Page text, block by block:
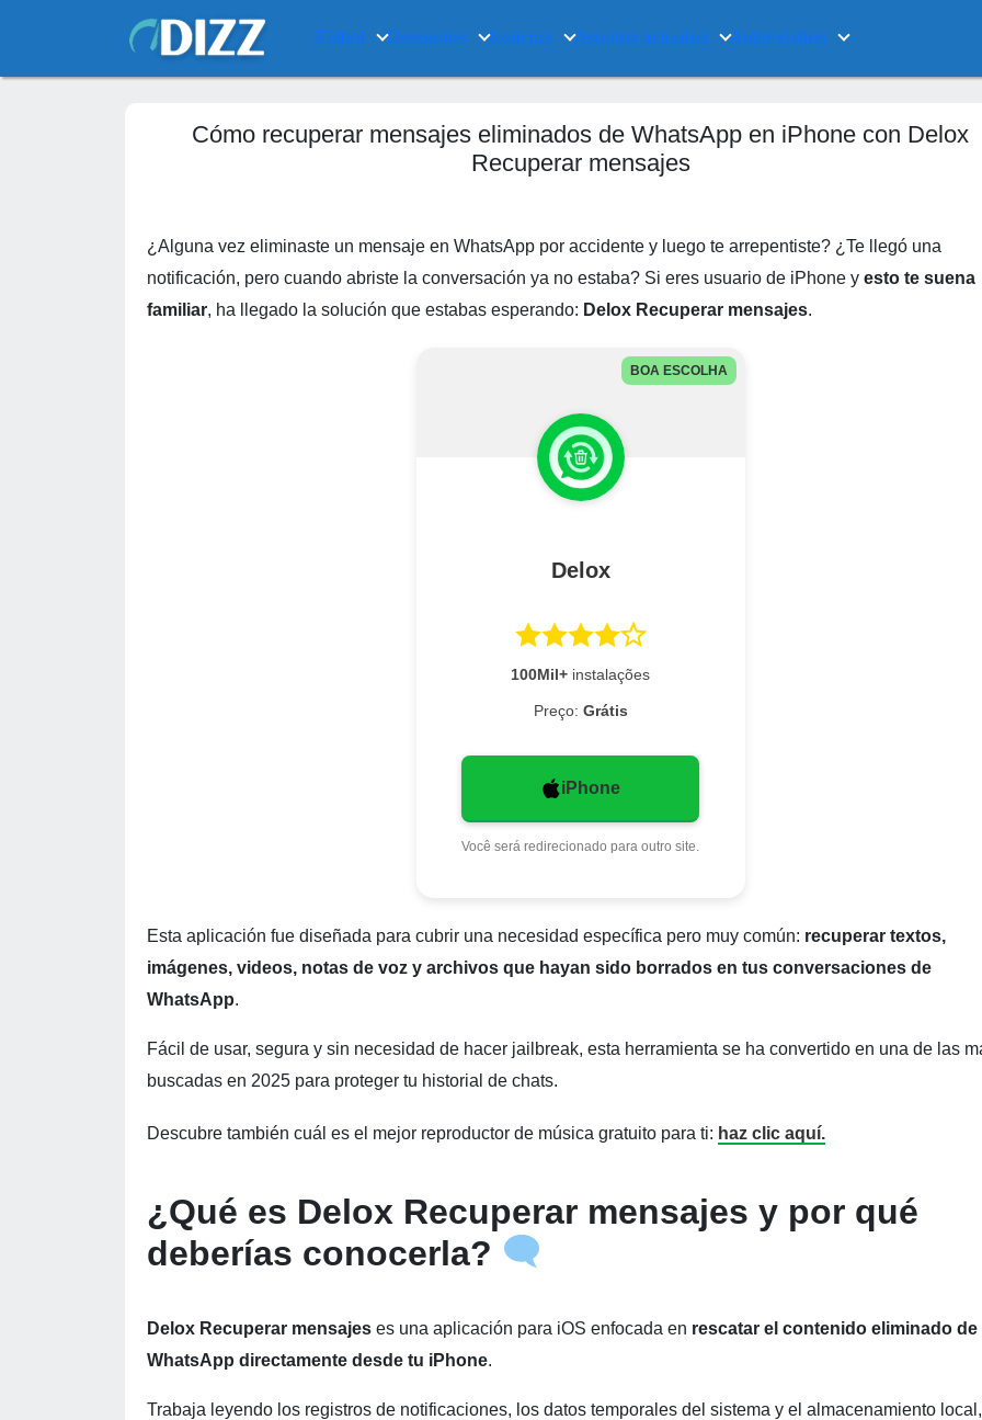
Fútbol Desportes Noticias Asuntos actuales Automóviles
Cómo recuperar mensajes eliminados de WhatsApp en iPhone con Delox
Recuperar mensajes
¿Alguna vez eliminaste un mensaje en WhatsApp por accidente y luego te arrepentiste? ¿Te llegó una
notificación, pero cuando abriste la conversación ya no estaba? Si eres usuario de iPhone y esto te suena
familiar, ha llegado la solución que estabas esperando: Delox Recuperar mensajes.
BOA ESCOLHA
Delox
100Mil+ instalações
Preço: Grátis
iPhone
Você será redirecionado para outro site.
Esta aplicación fue diseñada para cubrir una necesidad específica pero muy común: recuperar textos,
imágenes, videos, notas de voz y archivos que hayan sido borrados en tus conversaciones de
WhatsApp.
Fácil de usar, segura y sin necesidad de hacer jailbreak, esta herramienta se ha convertido en una de las
buscadas en 2025 para proteger tu historial de chats.
Descubre también cuál es el mejor reproductor de música gratuito para ti: haz clic aquí.
¿Qué es Delox Recuperar mensajes y por qué
deberías conocerla?
Delox Recuperar mensajes es una aplicación para iOS enfocada en rescatar el contenido eliminado de
WhatsApp directamente desde tu iPhone.
Trabaja leyendo los registros de notificaciones, los datos temporales del sistema y el almacenamiento local,